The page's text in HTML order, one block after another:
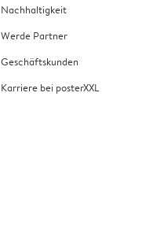
Nachhaltigkeit
Werde Partner
Geschäftskunden
Karriere bei posterXXL